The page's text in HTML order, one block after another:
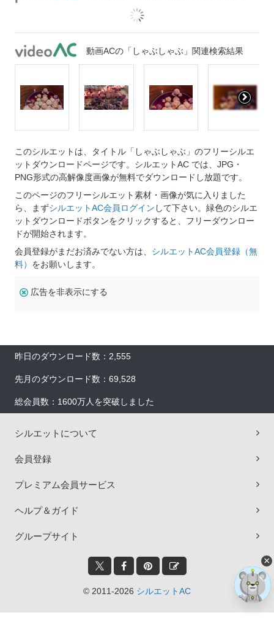
動画ACの「しゃぶしゃぶ」関連検索結果
このシルエットは、タイトル「しゃぶしゃぶ」のフリーシルエ
ットダウンロードページです。シルエットAC では、JPG・
PNG形式の高解像度画像が無料でダウンロードし放題です。
このページのフリーシルエット素材・画像が気に入りました
ら、まずシルエットAC会員ログイン して下さい。緑色のシルエ
ットダウンロードボタンをクリックすると、フリーダウンロー
ドが開始されます。
会員登録がまだお済みでない方は、 シルエットAC会員登録（無
料） をお願いします。
広告を非表示にする
昨日のダウンロード数：2,555
先月のダウンロード数：69,528
総会員数：1600万人を突破しました
シルエットについて
会員登録
プレミアム会員サービス
ヘルプ＆ガイド
グループサイト
© 2011-2026 シルエットAC
×